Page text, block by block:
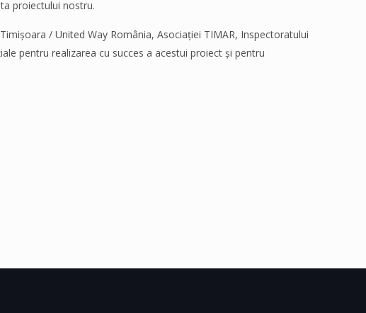
proiectului nostru.
/ United Way România, Asociației TIMAR, Inspectoratului
pentru realizarea cu succes a acestui proiect și pentru